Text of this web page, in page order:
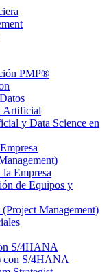
PMP®
Artificial
y Data Science en
Empresa
de Equipos y
Management)
S/4HANA
con S/4HANA